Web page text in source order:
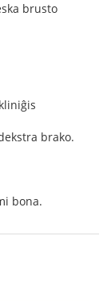
brusto
brako.
bona.